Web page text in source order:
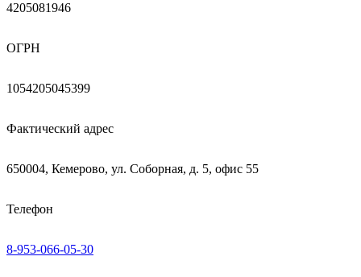
4205081946
ОГРН
1054205045399
Фактический адрес
650004, Кемерово, ул. Соборная, д. 5, офис 55
Телефон
8-953-066-05-30